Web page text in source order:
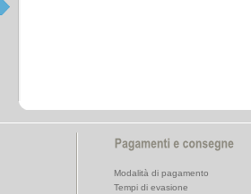
Modalità di pagamento
Tempi di evasione